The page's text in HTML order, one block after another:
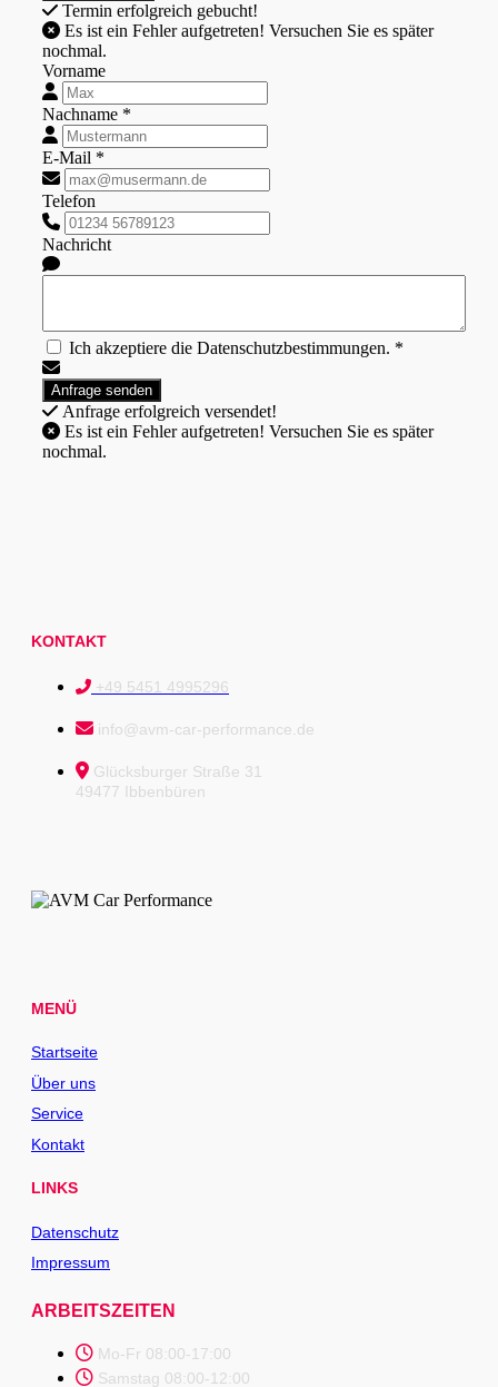
Termin erfolgreich gebucht!
nochmal.
Vorname
Nachname *
E-Mail *
Telefon
Nachricht
Ich akzeptiere die Datenschutzbestimmungen. *
Anfrage erfolgreich versendet!
nochmal.
KONTAKT
+49 5451 4995296
info@avm-car-performance.de
Glücksburger Straße 31
49477 Ibbenbüren
MENÜ
Startseite
Über uns
Service
Kontakt
LINKS
Datenschutz
Impressum
ARBEITSZEITEN
Mo-Fr 08:00-17:00
Samstag 08:00-12:00